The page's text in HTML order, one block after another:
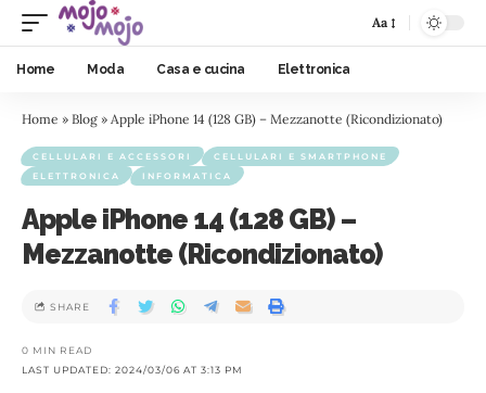
Aa
Home Moda Casa e cucina Elettronica
Home » Blog » Apple iPhone 14 (128 GB) – Mezzanotte (Ricondizionato)
CELLULARI E ACCESSORI
CELLULARI E SMARTPHONE
ELETTRONICA
INFORMATICA
Apple iPhone 14 (128 GB) –
Mezzanotte (Ricondizionato)
LAST UPDATED: 2024/03/06 AT 3:13 PM
0 MIN READ
SHARE